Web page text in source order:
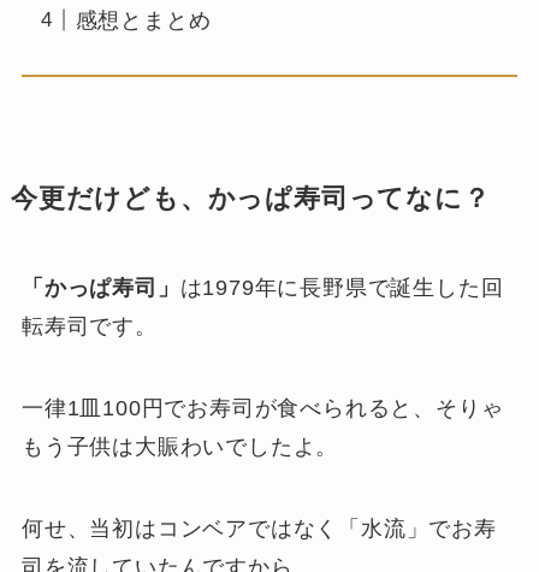
感想とまとめ
今更だけども、かっぱ寿司ってなに？
「かっぱ寿司」 は1979年に長野県で誕生した回
転寿司です。
一律1皿100円でお寿司が食べられると、そりゃ
もう子供は大賑わいでしたよ。
何せ、当初はコンベアではなく「水流」でお寿
司を流していたんですから。